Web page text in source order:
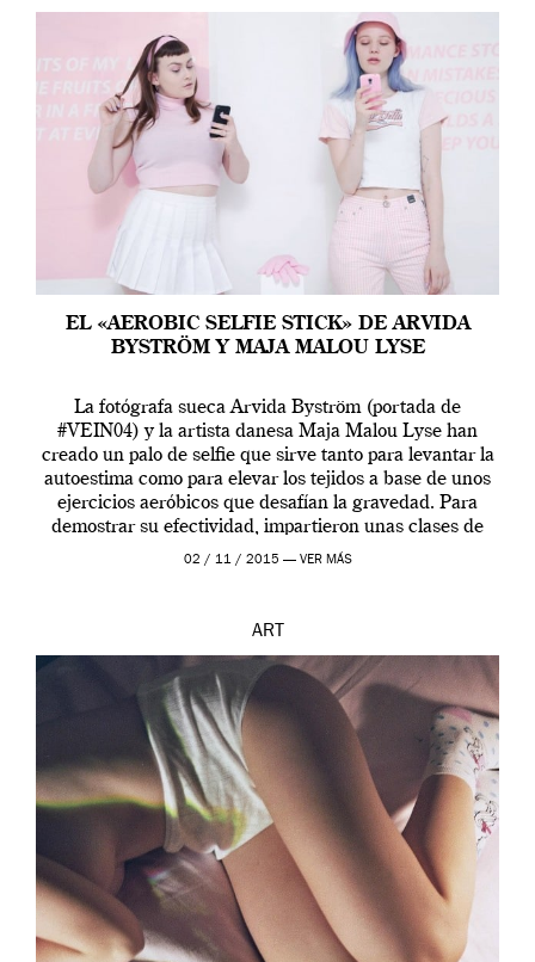
EL «AEROBIC SELFIE STICK» DE ARVIDA
BYSTRÖM Y MAJA MALOU LYSE
La fotógrafa sueca Arvida Byström (portada de
#VEIN04) y la artista danesa Maja Malou Lyse han
creado un palo de selfie que sirve tanto para levantar la
autoestima como para elevar los tejidos a base de unos
ejercicios aeróbicos que desafían la gravedad. Para
demostrar su efectividad, impartieron unas clases de
prueba en el Tate […]
02 / 11 / 2015 — VER MÁS
ART